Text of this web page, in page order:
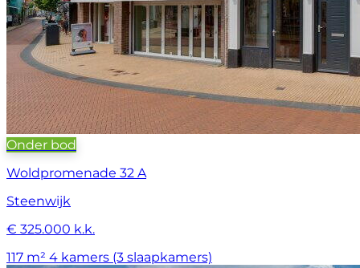
Onder bod
Woldpromenade 32 A
Steenwijk
€ 325.000 k.k.
117 m² 4 kamers (3 slaapkamers)